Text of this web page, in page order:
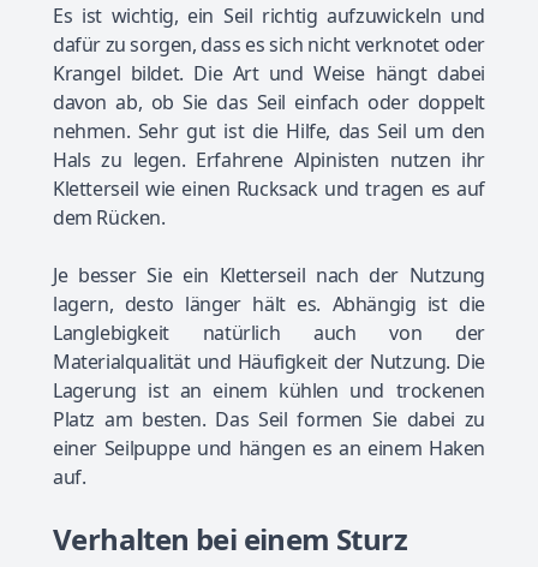
Es ist wichtig, ein Seil richtig aufzuwickeln und
dafür zu sorgen, dass es sich nicht verknotet oder
Krangel bildet. Die Art und Weise hängt dabei
davon ab, ob Sie das Seil einfach oder doppelt
nehmen. Sehr gut ist die Hilfe, das Seil um den
Hals zu legen. Erfahrene Alpinisten nutzen ihr
Kletterseil wie einen Rucksack und tragen es auf
dem Rücken.
Je besser Sie ein Kletterseil nach der Nutzung
lagern, desto länger hält es. Abhängig ist die
Langlebigkeit natürlich auch von der
Materialqualität und Häufigkeit der Nutzung. Die
Lagerung ist an einem kühlen und trockenen
Platz am besten. Das Seil formen Sie dabei zu
einer Seilpuppe und hängen es an einem Haken
auf.
Verhalten bei einem Sturz